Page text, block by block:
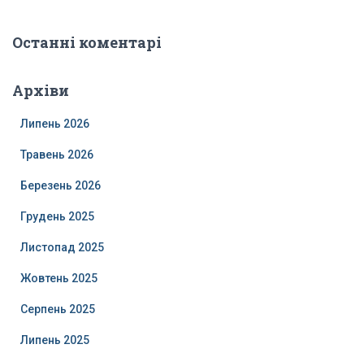
Останні коментарі
Архіви
Липень 2026
Травень 2026
Березень 2026
Грудень 2025
Листопад 2025
Жовтень 2025
Серпень 2025
Липень 2025